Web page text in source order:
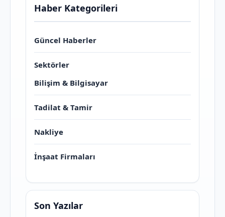
Haber Kategorileri
Güncel Haberler
Sektörler
Bilişim & Bilgisayar
Tadilat & Tamir
Nakliye
İnşaat Firmaları
Son Yazılar